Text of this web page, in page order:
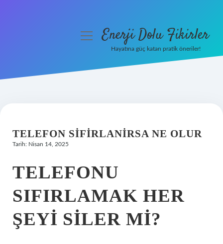
Hakkımızda
menüyüEnerji Dolu Fikirler
Hayatına güç katan pratik öneriler!
TELEFON SIFIRLANIRSA NE OLUR
Tarih: Nisan 14, 2025
TELEFONU
SIFIRLAMAK HER
ŞEYI SILER MI?